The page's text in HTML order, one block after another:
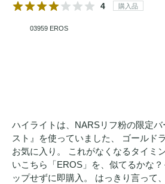
4 購入品
03959 EROS
ハイライトは、NARSリフ粉の限定
スト』を使っていました、 ゴールド
お気に入り。 これがなくなるタイミ
いこちら「EROS」を、似てるかな
ップせずに即購入。 はっきり言って